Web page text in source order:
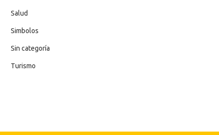
Salud
Simbolos
Sin categoría
Turismo